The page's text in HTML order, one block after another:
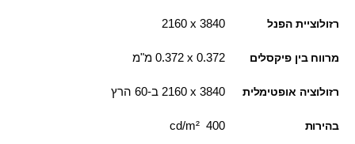
רזולוציית הפנל 3840 x ‏2160
מרווח בין פיקסלים 0.372 x ‏0.372 מ"מ
רזולוציה אופטימלית 3840 x ‏2160 ב-60 הרץ
בהירות 400 cd/m²